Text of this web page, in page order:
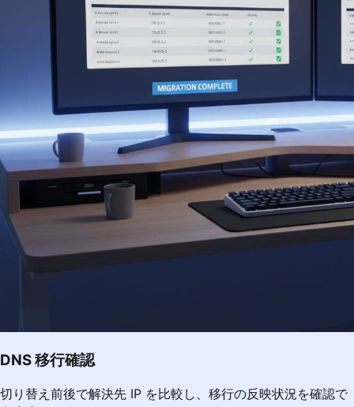
DNS 移行確認
切り替え前後で解決先 IP を比較し、移行の反映状況を確認で